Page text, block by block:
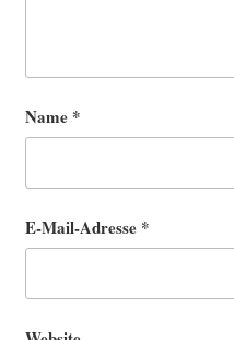
Name *
E-Mail-Adresse *